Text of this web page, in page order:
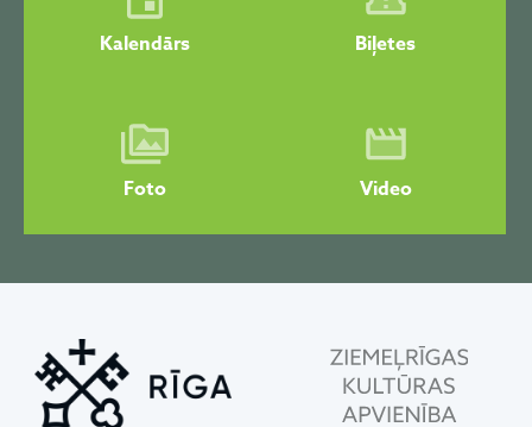
Kalendārs Biļetes
Foto Video